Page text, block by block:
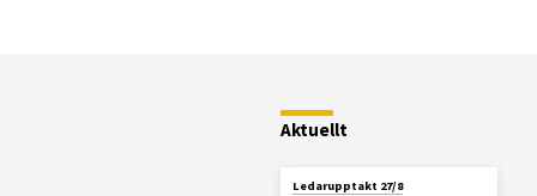
Aktuellt
Ledarupptakt 27/8